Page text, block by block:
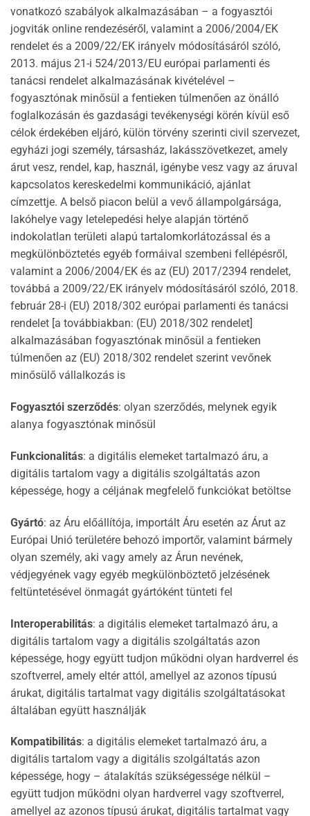
vonatkozó szabályok alkalmazásában – a fogyasztói
jogviták online rendezéséről, valamint a 2006/2004/EK
rendelet és a 2009/22/EK irányelv módosításáról szóló,
2013. május 21-i 524/2013/EU európai parlamenti és
tanácsi rendelet alkalmazásának kivételével –
fogyasztónak minősül a fentieken túlmenően az önálló
foglalkozásán és gazdasági tevékenységi körén kívül eső
célok érdekében eljáró, külön törvény szerinti civil szervezet,
egyházi jogi személy, társasház, lakásszövetkezet, amely
árut vesz, rendel, kap, használ, igénybe vesz vagy az áruval
kapcsolatos kereskedelmi kommunikáció, ajánlat
címzettje. A belső piacon belül a vevő állampolgársága,
lakóhelye vagy letelepedési helye alapján történő
indokolatlan területi alapú tartalomkorlátozással és a
megkülönböztetés egyéb formáival szembeni fellépésről,
valamint a 2006/2004/EK és az (EU) 2017/2394 rendelet,
továbbá a 2009/22/EK irányelv módosításáról szóló, 2018.
február 28-i (EU) 2018/302 európai parlamenti és tanácsi
rendelet [a továbbiakban: (EU) 2018/302 rendelet]
alkalmazásában fogyasztónak minősül a fentieken
túlmenően az (EU) 2018/302 rendelet szerint vevőnek
minősülő vállalkozás is
Fogyasztói szerződés: olyan szerződés, melynek egyik
alanya fogyasztónak minősül
Funkcionalitás: a digitális elemeket tartalmazó áru, a
digitális tartalom vagy a digitális szolgáltatás azon
képessége, hogy a céljának megfelelő funkciókat betöltse
Gyártó: az Áru előállítója, importált Áru esetén az Árut az
Európai Unió területére behozó importőr, valamint bármely
olyan személy, aki vagy amely az Árun nevének,
védjegyének vagy egyéb megkülönböztető jelzésének
feltüntetésével önmagát gyártóként tünteti fel
Interoperabilitás: a digitális elemeket tartalmazó áru, a
digitális tartalom vagy a digitális szolgáltatás azon
képessége, hogy együtt tudjon működni olyan hardverrel és
szoftverrel, amely eltér attól, amellyel az azonos típusú
árukat, digitális tartalmat vagy digitális szolgáltatásokat
általában együtt használják
Kompatibilitás: a digitális elemeket tartalmazó áru, a
digitális tartalom vagy a digitális szolgáltatás azon
képessége, hogy – átalakítás szükségessége nélkül –
együtt tudjon működni olyan hardverrel vagy szoftverrel,
amellyel az azonos típusú árukat, digitális tartalmat vagy